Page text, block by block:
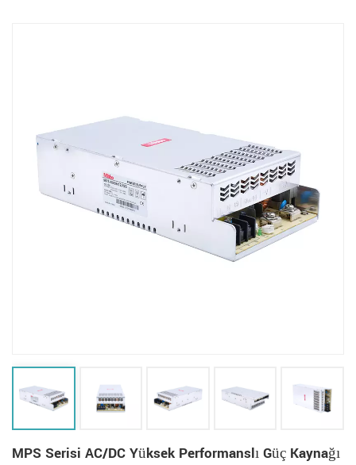
MPS Serisi AC/DC Yüksek Performanslı Güç Kaynağı